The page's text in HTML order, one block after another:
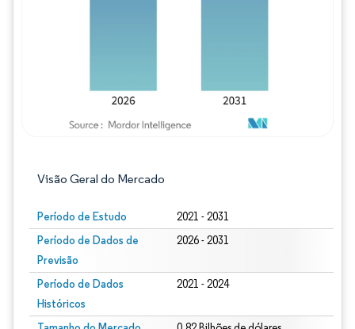
Visão Geral do Mercado
Período de Estudo 2021 - 2031
Período de Dados de
Previsão
2026 - 2031
Período de Dados
Históricos
2021 - 2024